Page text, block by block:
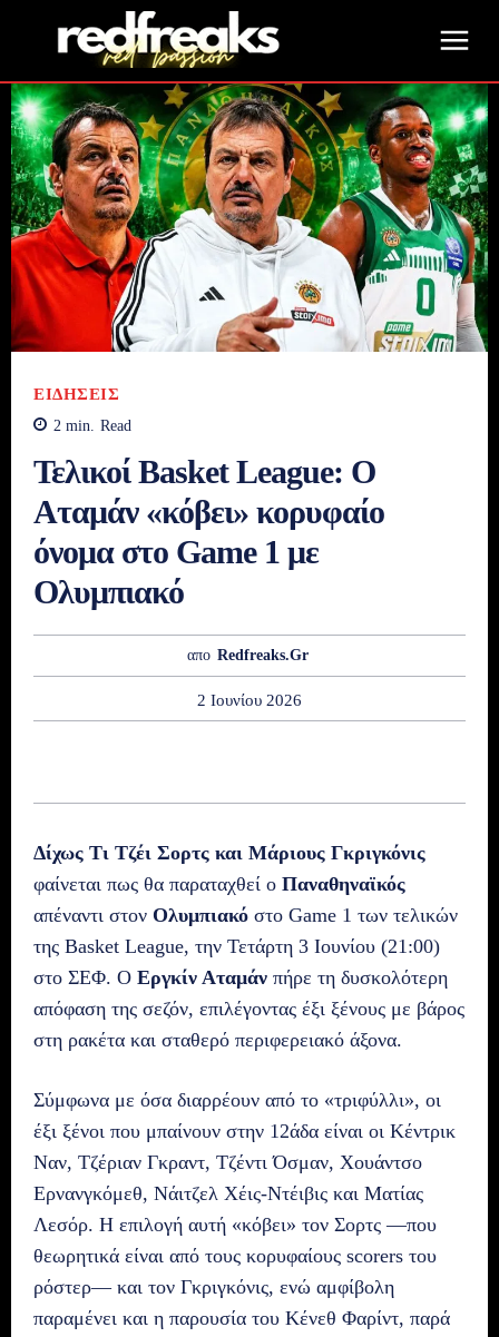
ΕΙΔΉΣΕΙΣ
2 min. Read
Τελικοί Basket League: Ο
Αταμάν «κόβει» κορυφαίο
όνομα στο Game 1 με
Ολυμπιακό
απο Redfreaks.gr
2 Ιουνίου 2026
Δίχως Τι Τζέι Σορτς και Μάριους Γκριγκόνις
φαίνεται πως θα παραταχθεί ο Παναθηναϊκός
απέναντι στον Ολυμπιακό στο Game 1 των τελικών
της Basket League, την Τετάρτη 3 Ιουνίου (21:00)
στο ΣΕΦ. Ο Εργκίν Αταμάν πήρε τη δυσκολότερη
απόφαση της σεζόν, επιλέγοντας έξι ξένους με βάρος
στη ρακέτα και σταθερό περιφερειακό άξονα.
Σύμφωνα με όσα διαρρέουν από το «τριφύλλι», οι
έξι ξένοι που μπαίνουν στην 12άδα είναι οι Κέντρικ
Ναν, Τζέριαν Γκραντ, Τζέντι Όσμαν, Χουάντσο
Ερνανγκόμεθ, Νάιτζελ Χέις-Ντέιβις και Ματίας
Λεσόρ. Η επιλογή αυτή «κόβει» τον Σορτς —που
θεωρητικά είναι από τους κορυφαίους scorers του
ρόστερ— και τον Γκριγκόνις, ενώ αμφίβολη
παραμένει και η παρουσία του Κένεθ Φαρίντ, παρά